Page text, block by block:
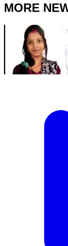
MORE